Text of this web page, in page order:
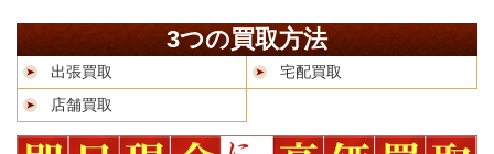
3つの買取方法
出張買取
宅配買取
店舗買取